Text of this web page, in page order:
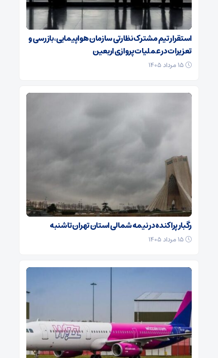
استقرار تیم مشترک نظارتی سازمان هواپیمایی، بازرسی و
تعزیرات در عملیات پروازی اربعین
رگبار پراکنده در نیمه شمالی استان تهران تا شنبه